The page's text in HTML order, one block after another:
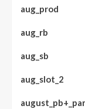
aug_prod
aug_rb
aug_sb
aug_slot_2